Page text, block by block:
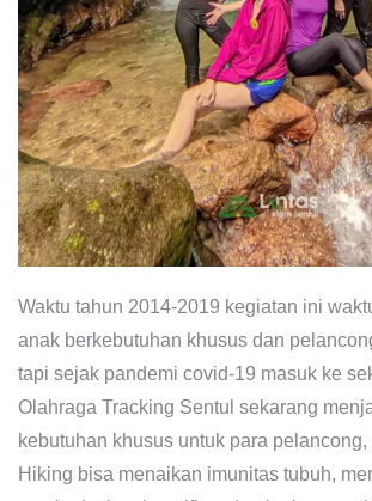
Waktu tahun 2014-2019 kegiatan ini
anak berkebutuhan khusus dan
tapi sejak pandemi covid-19 masuk ke
Olahraga Tracking Sentul sekarang
kebutuhan khusus untuk para
Hiking bisa menaikan imunitas tubuh,